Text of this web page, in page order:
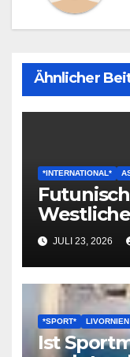
Ähnlicher
*INTERNATIONAL*
JULI 23, 2026
*SPORT* LIVORNIEN
Ist